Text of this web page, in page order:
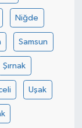
Niğde
Samsun
Şırnak
Uşak